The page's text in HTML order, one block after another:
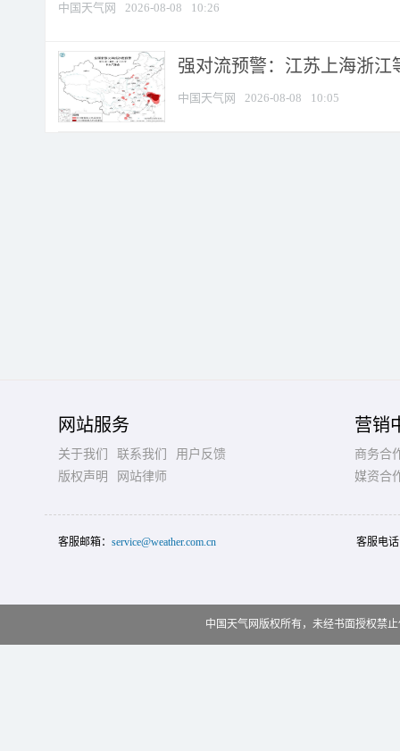
中国天气网 2026-08-08 10:26
强对流预警：江苏上海浙江
中国天气网 2026-08-08 10:05
网站服务
关于我们 联系我们
用户反馈
版权声明
网站律师
营销
商务合
媒资合
客服邮箱： service@weather.com.cn 客服电
中国天气网版权所有，未经书面授权